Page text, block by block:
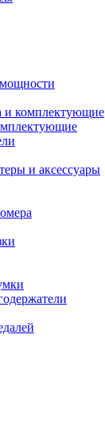
и комплектующие
и аксессуары